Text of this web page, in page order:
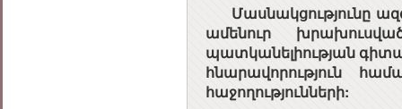
Մասնակցությունը
ամենուր
պատկանելիության
հնարավորություն
հաջողությունների: